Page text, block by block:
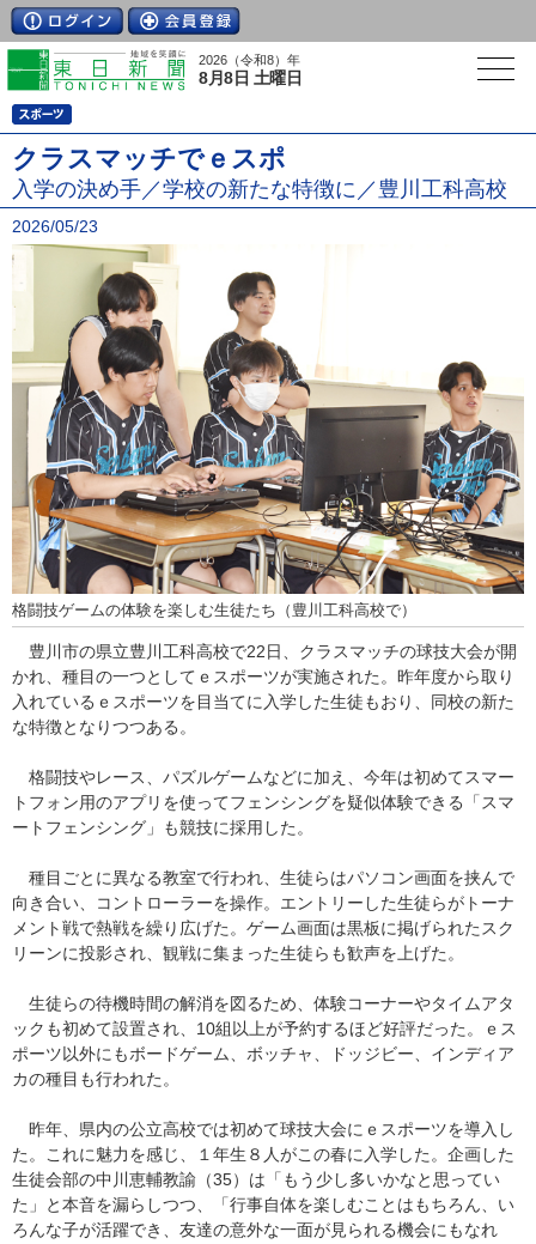
2026（令和8）年
8月8日 土曜日
クラスマッチでｅスポ
入学の決め手／学校の新たな特徴に／豊川工科高校
2026/05/23
格闘技ゲームの体験を楽しむ生徒たち（豊川工科高校で）
豊川市の県立豊川工科高校で22日、クラスマッチの球技大会が開
かれ、種目の一つとしてｅスポーツが実施された。昨年度から取り
入れているｅスポーツを目当てに入学した生徒もおり、同校の新た
な特徴となりつつある。
格闘技やレース、パズルゲームなどに加え、今年は初めてスマー
トフォン用のアプリを使ってフェンシングを疑似体験できる「スマ
ートフェンシング」も競技に採用した。
種目ごとに異なる教室で行われ、生徒らはパソコン画面を挟んで
向き合い、コントローラーを操作。エントリーした生徒らがトーナ
メント戦で熱戦を繰り広げた。ゲーム画面は黒板に掲げられたスク
リーンに投影され、観戦に集まった生徒らも歓声を上げた。
生徒らの待機時間の解消を図るため、体験コーナーやタイムアタ
ックも初めて設置され、10組以上が予約するほど好評だった。ｅス
ポーツ以外にもボードゲーム、ボッチャ、ドッジビー、インディア
カの種目も行われた。
昨年、県内の公立高校では初めて球技大会にｅスポーツを導入し
た。これに魅力を感じ、１年生８人がこの春に入学した。企画した
生徒会部の中川恵輔教諭（35）は「もう少し多いかなと思ってい
た」と本音を漏らしつつ、「行事自体を楽しむことはもちろん、い
ろんな子が活躍でき、友達の意外な一面が見られる機会にもなれ